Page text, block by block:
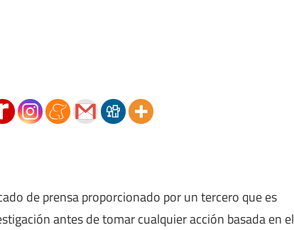
de prensa proporcionado por un tercero que es
antes de tomar cualquier acción basada en el